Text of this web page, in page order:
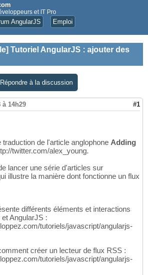
et IT Pro
AngularJS Emploi
Tutoriel AngularJS : ajouter des
Répondre à la discussion
à 14h29 #1
de l'article anglophone Adding
twitter.com/alex_young.
lancer une série d'articles sur
illustre la manière dont fonctionne un flux
différents éléments et interactions
AngularJS :
tutoriels/javascript/angularjs-
créer un lecteur de flux RSS :
tutoriels/javascript/angularjs-